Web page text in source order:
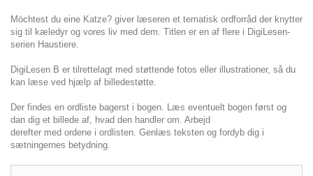
Möchtest du eine Katze? giver læseren et tematisk ordforråd der knytter
sig til kæledyr og vores liv med dem. Titlen er en af flere i DigiLesen-
serien Haustiere.
DigiLesen B er tilrettelagt med støttende fotos eller illustrationer, så du
kan læse ved hjælp af billedestøtte.
Der findes en ordliste bagerst i bogen. Læs eventuelt bogen først og
dan dig et billede af, hvad den handler om. Arbejd
derefter med ordene i ordlisten. Genlæs teksten og fordyb dig i
sætningernes betydning.